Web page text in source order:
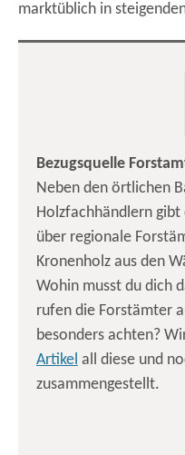
marktüblich in
Bezugsquelle
Neben den örtlichen
Holzfachhändlern
über regionale
Kronenholz aus den
Wohin musst du dich
rufen die Forstämter
besonders achten?
Artikel all diese und
zusammengestellt.